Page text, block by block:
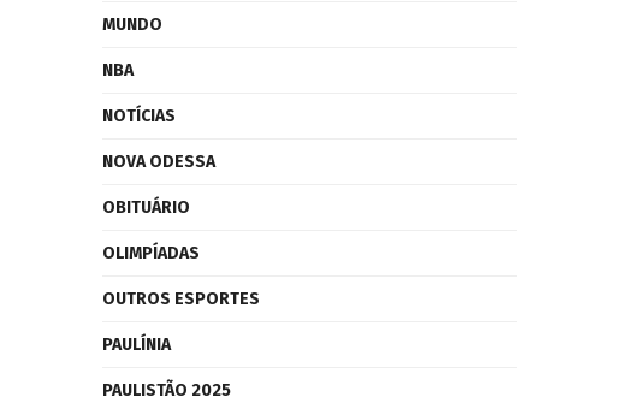
MUNDO
NBA
NOTÍCIAS
NOVA ODESSA
OBITUÁRIO
OLIMPÍADAS
OUTROS ESPORTES
PAULÍNIA
PAULISTÃO 2025